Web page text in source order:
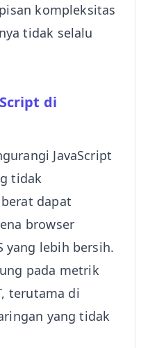
kompleksitas
tidak selalu
di
JavaScript
tidak
dapat
browser
yang lebih bersih.
pada metrik
terutama di
yang tidak